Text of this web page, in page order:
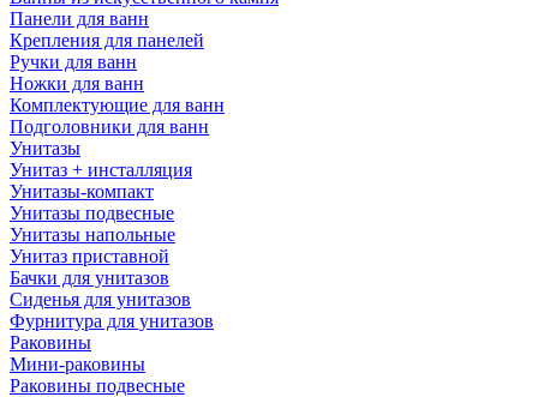
Панели для ванн
Крепления для панелей
Ручки для ванн
Ножки для ванн
Комплектующие для ванн
Подголовники для ванн
Унитазы
Унитаз + инсталляция
Унитазы-компакт
Унитазы подвесные
Унитазы напольные
Унитаз приставной
Бачки для унитазов
Сиденья для унитазов
Фурнитура для унитазов
Раковины
Мини-раковины
Раковины подвесные